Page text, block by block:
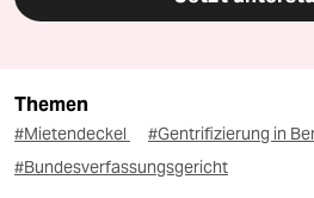
Themen
#Mietendeckel #Gentrifizierung in
#Bundesverfassungsgericht